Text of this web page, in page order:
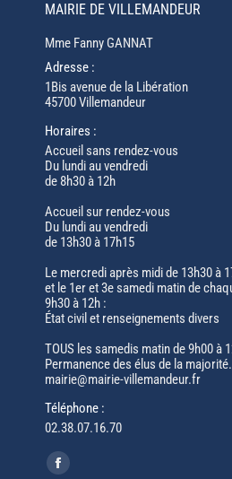
MAIRIE DE VILLEMANDEUR
Mme Fanny GANNAT
Adresse :
1Bis avenue de la Libération
45700 Villemandeur
Horaires :
Accueil sans rendez-vous
Du lundi au vendredi
de 8h30 à 12h
Accueil sur rendez-vous
Du lundi au vendredi
de 13h30 à 17h15
Le mercredi après midi de 13h30 à
et le 1er et 3e samedi matin de
9h30 à 12h :
État civil et renseignements divers
TOUS les samedis matin de 9h00 à
Permanence des élus de la majorité.
mairie@mairie-villemandeur.fr
Téléphone :
02.38.07.16.70
Trouvez nous sur :
Facebook